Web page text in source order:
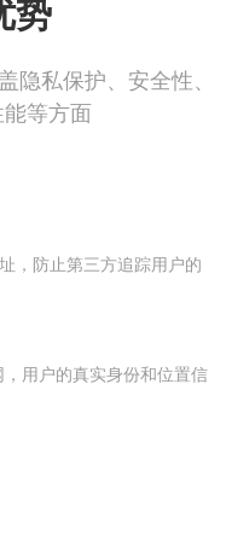
势
私保护、安全性、
等方面
，防止第三方追踪用户的
用户的真实身份和位置信